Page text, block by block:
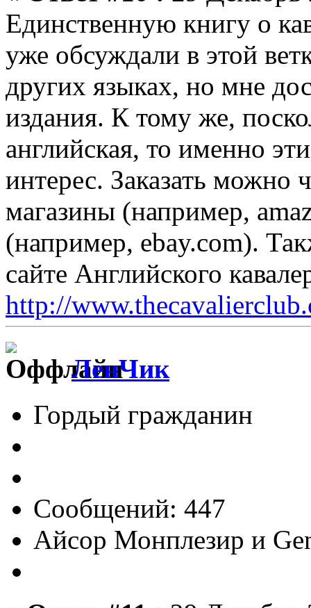
Единственную книгу о
уже обсуждали в этой
других языках, но мне
издания. К тому же,
английская, то именно
интерес. Заказать можно
магазины (например,
(например, ebay.com).
сайте Английского
http://
ЛенЧик
Гордый гражданин
Сообщений: 447
Айсор Монплезир и